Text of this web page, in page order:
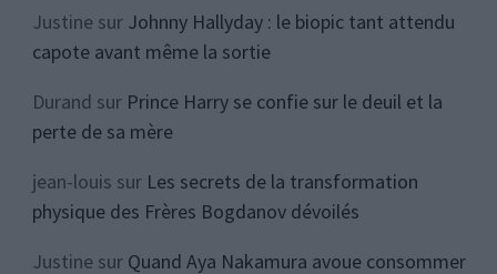
Justinesur Johnny Hallyday : le biopic tant attendu
capote avant même la sortie
Durand sur Prince Harry se confie sur le deuil et la
perte de sa mère
jean-louis sur Les secrets de la transformation
physique des Frères Bogdanov dévoilés
Justinesur Quand Aya Nakamura avoue consommer